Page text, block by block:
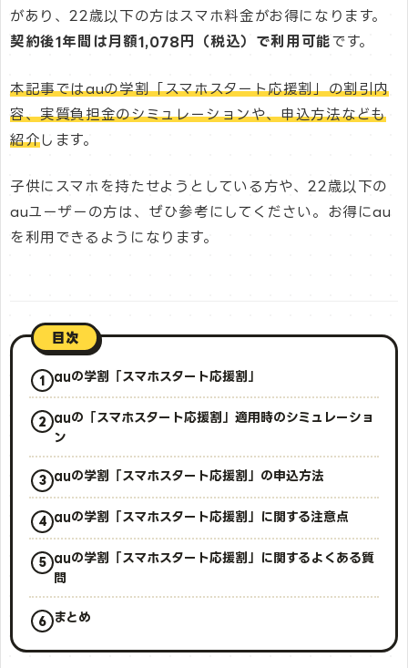
があり、22歳以下の方はスマホ料金がお得になります。
契約後1年間は月額1,078円（税込）で利用可能です。
本記事ではauの学割「スマホスタート応援割」の割引内
容、実質負担金のシミュレーションや、申込方法なども
紹介します。
子供にスマホを持たせようとしている方や、22歳以下の
auユーザーの方は、ぜひ参考にしてください。お得にau
を利用できるようになります。
目次
auの学割「スマホスタート応援割」
auの「スマホスタート応援割」適用時のシミュレーショ
ン
auの学割「スマホスタート応援割」の申込方法
auの学割「スマホスタート応援割」に関する注意点
auの学割「スマホスタート応援割」に関するよくある質
問
まとめ